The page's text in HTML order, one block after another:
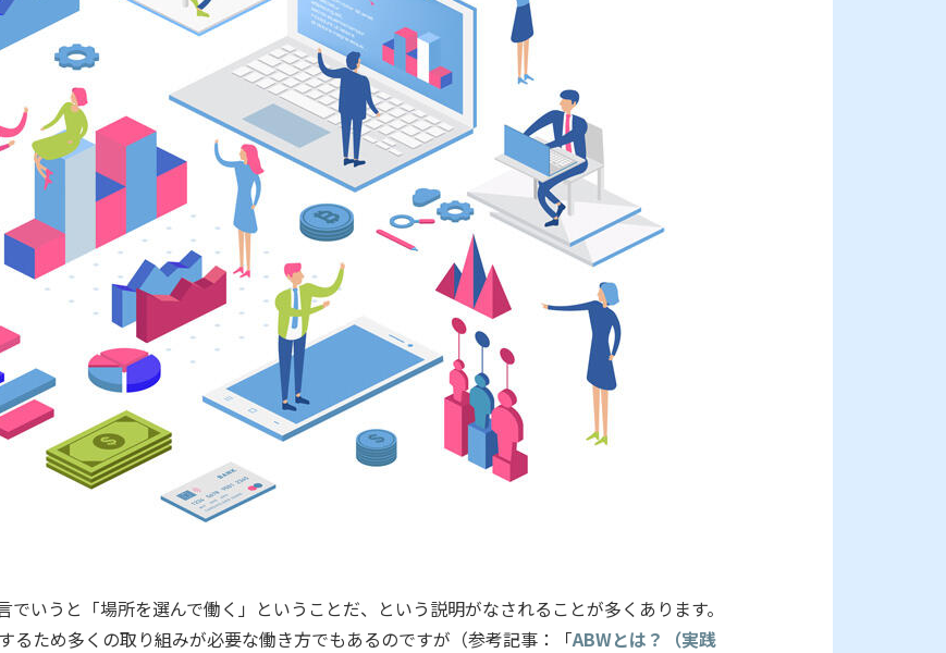
いうと「場所を選んで働く」ということだ、という説明がなされることが多くあります。
るため多くの取り組みが必要な働き方でもあるのですが（参考記事：「ABWとは？（実践